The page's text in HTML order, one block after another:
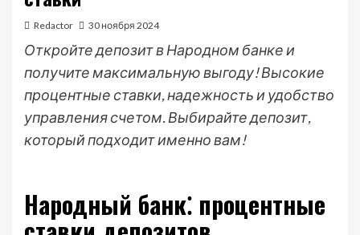
Redactor 30 ноября 2024
Откройте депозит в Народном банке и
получите максимальную выгоду! Высокие
процентные ставки, надежность и удобство
управления счетом. Выбирайте депозит,
который подходит именно вам!
Народный банк⁚ процентные